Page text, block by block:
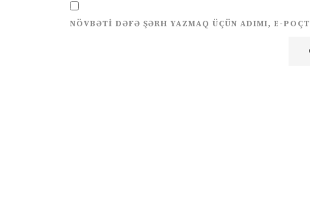
NÖVBƏTI DƏFƏ ŞƏRH YAZMAQ ÜÇÜN ADIMI, E-